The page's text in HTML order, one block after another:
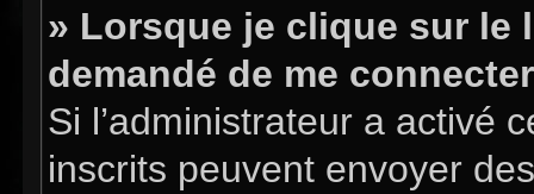
» Lorsque je clique sur le
demandé de me
Si l’administrateur a activé
inscrits peuvent envoyer